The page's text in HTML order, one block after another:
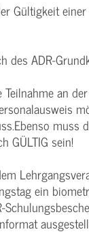
Gültigkeit
des ADR-
Teilnahme an
muss
GÜLTIG sein!
ein